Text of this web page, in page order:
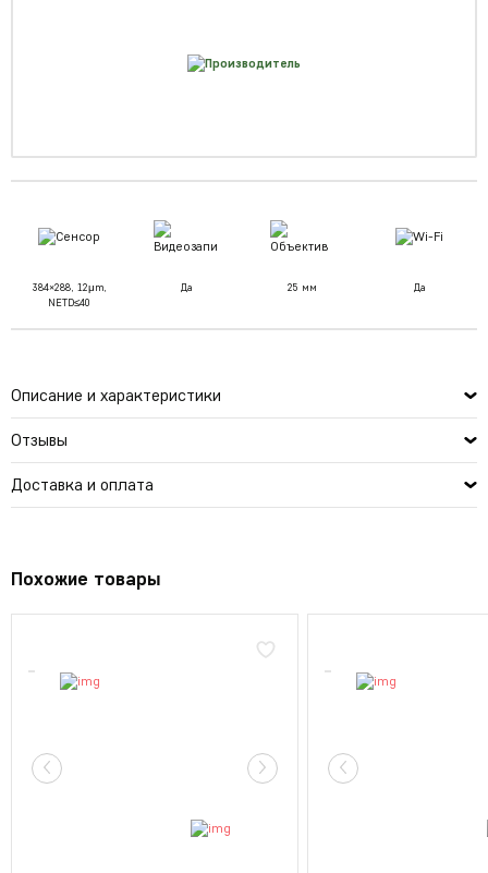
Описание и характеристики
Отзывы
Доставка и оплата
384×288, 12μm,
NETD≤40
Да 25 мм Да
Похожие товары